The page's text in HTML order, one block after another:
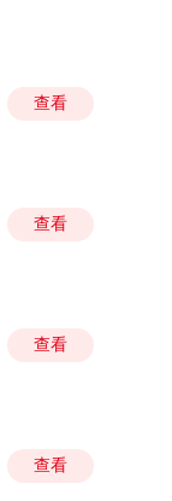
查看
查看
查看
查看